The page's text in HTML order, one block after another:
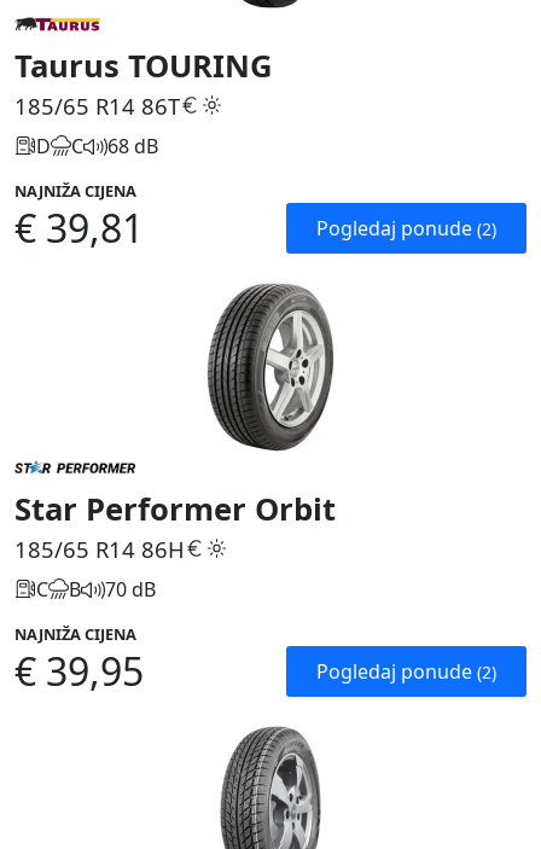
Taurus TOURING
185/65 R14 86T
D C 68 dB
NAJNIŽA CIJENA
€ 39,81 Pogledaj ponude (2)
Star Performer Orbit
185/65 R14 86H
C B 70 dB
NAJNIŽA CIJENA
€ 39,95 Pogledaj ponude (2)